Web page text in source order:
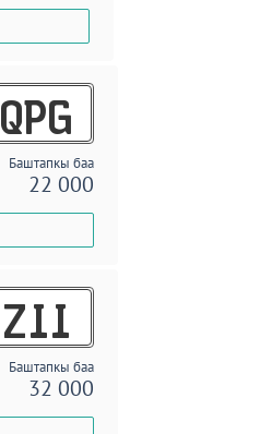
QPG
Баштапкы баа
22 000
ZII
Баштапкы баа
32 000